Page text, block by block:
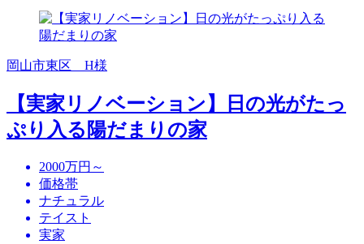
岡山市東区 H様
【実家リノベーション】日の光がたっ
ぷり入る陽だまりの家
2000万円～
価格帯
ナチュラル
テイスト
実家